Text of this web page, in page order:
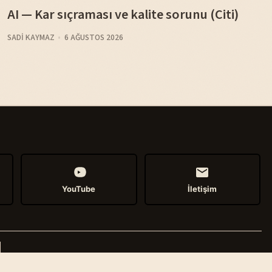
AI — Kar sıçraması ve kalite sorunu (Citi)
SADI KAYMAZ 6 AĞUSTOS 2026
YouTube İletişim